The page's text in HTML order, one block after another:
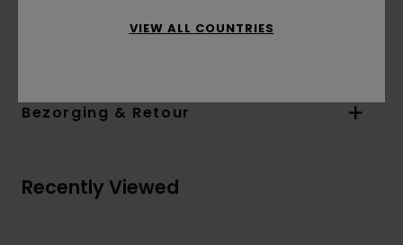
Samenstelling[Hoofdstof] 100% biologisch
Bezorging & Retour
Recently Viewed
VIEW ALL COUNTRIES